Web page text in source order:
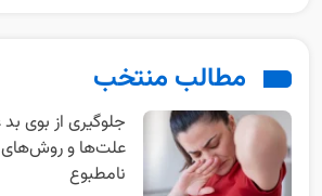
مطالب منتخب
جلوگیری از بوی
علت‌ها و روش‌های
نامطبوع